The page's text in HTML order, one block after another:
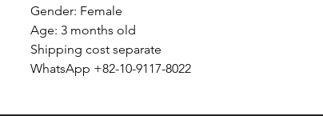
Gender: Female
Age: 3 months old
Shipping cost separate
WhatsApp +82-10-9117-8022